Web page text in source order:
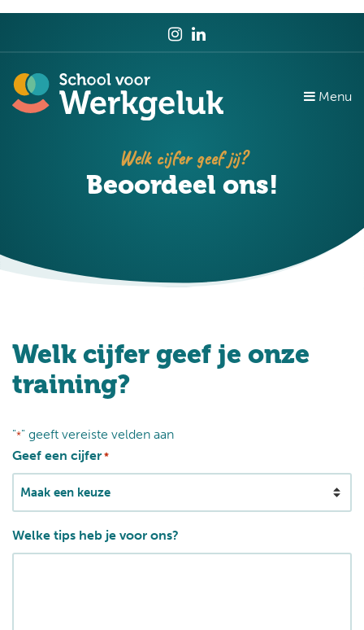
Menu
Welk cijfer geef jij?
Beoordeel ons!
Welk cijfer geef je onze
training?
"*" geeft vereiste velden aan
Geef een cijfer *
Welke tips heb je voor ons?